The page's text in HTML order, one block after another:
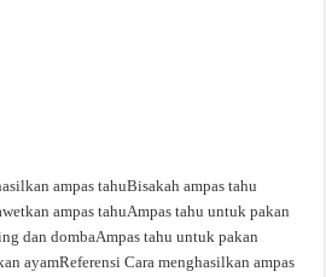
ampas tahuBisakah ampas tahu
ampas tahuAmpas tahu untuk pakan
dan dombaAmpas tahu untuk pakan
ayamReferensi Cara menghasilkan ampas